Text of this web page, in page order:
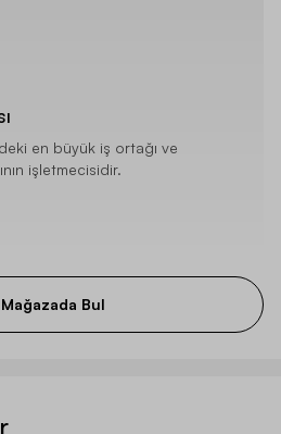
en büyük iş ortağı ve
işletmecisidir.
Mağazada Bul